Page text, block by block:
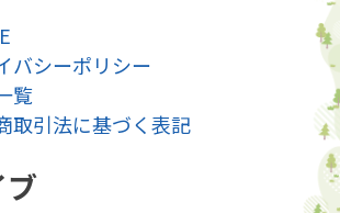
バシーポリシー
覧
取引法に基づく表記
ブ